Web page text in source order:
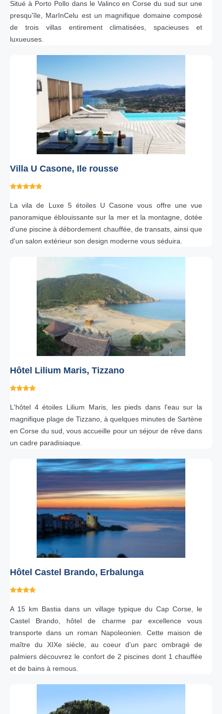
Situé à Porto Pollo dans le Valinco en Corse du sud sur une
presqu'île, MarInCelu est un magnifique domaine composé
de trois villas entirement climatisées, spacieuses et
luxueuses.
Villa U Casone, Ile rousse
La vila de Luxe 5 étoiles U Casone vous offre une vue
panoramique éblouissante sur la mer et la montagne, dotée
d'une piscine à débordement chauffée, de transats, ainsi que
d'un salon extérieur son design moderne vous séduira.
Hôtel Lilium Maris, Tizzano
L'hôtel 4 étoiles Lilium Maris, les pieds dans l'eau sur la
magnifique plage de Tizzano, à quelques minutes de Sartène
en Corse du sud, vous accueille pour un séjour de rêve dans
un cadre paradisiaque.
Hôtel Castel Brando, Erbalunga
A 15 km Bastia dans un village typique du Cap Corse, le
Castel Brando, hôtel de charme par excellence vous
transporte dans un roman Napoleonien. Cette maison de
maître du XIXe siècle, au coeur d’un parc ombragé de
palmiers découvrez le confort de 2 piscines dont 1 chauffée
et de bains à remous.